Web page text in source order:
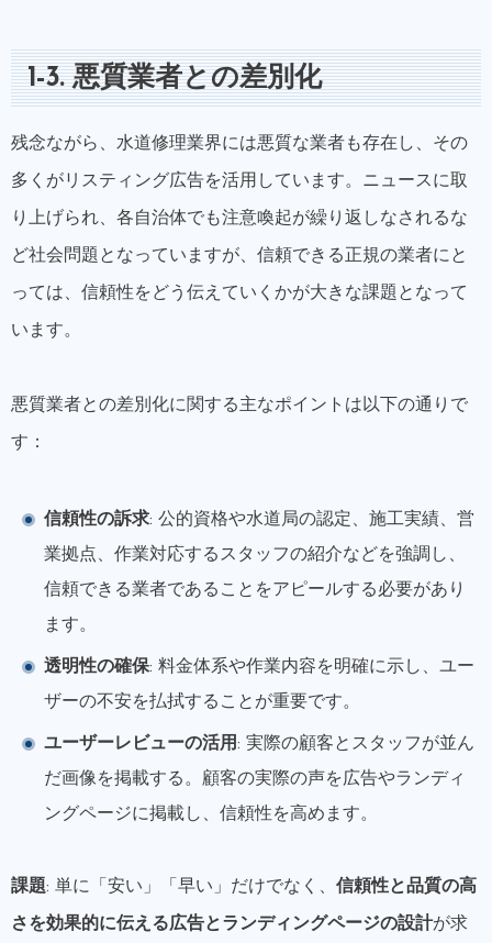
1-3. 悪質業者との差別化
残念ながら、水道修理業界には悪質な業者も存在し、その
多くがリスティング広告を活用しています。ニュースに取
り上げられ、各自治体でも注意喚起が繰り返しなされるな
ど社会問題となっていますが、信頼できる正規の業者にと
っては、信頼性をどう伝えていくかが大きな課題となって
います。
悪質業者との差別化に関する主なポイントは以下の通りで
す：
信頼性の訴求: 公的資格や水道局の認定、施工実績、営
業拠点、作業対応するスタッフの紹介などを強調し、
信頼できる業者であることをアピールする必要があり
ます。
透明性の確保: 料金体系や作業内容を明確に示し、ユー
ザーの不安を払拭することが重要です。
ユーザーレビューの活用: 実際の顧客とスタッフが並ん
だ画像を掲載する。顧客の実際の声を広告やランディ
ングページに掲載し、信頼性を高めます。
課題: 単に「安い」「早い」だけでなく、 信頼性と品質の高
さを効果的に伝える広告とランディングページの設計が求